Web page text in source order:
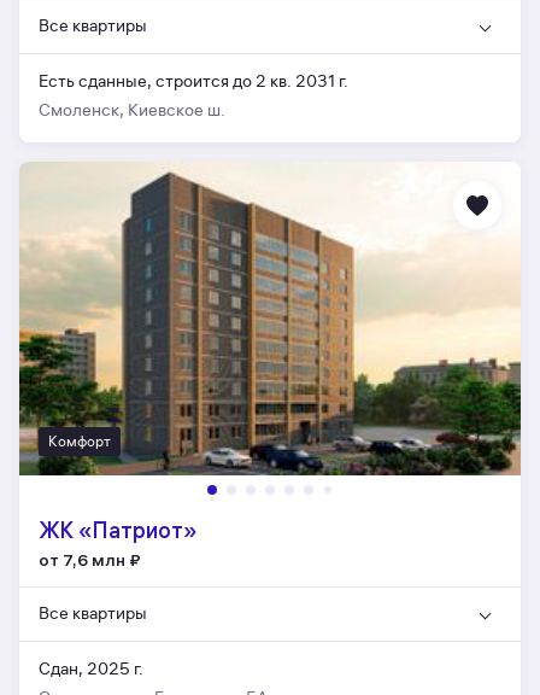
Все квартиры
Есть сданные, строится до 2 кв. 2031 г.
Смоленск, Киевское ш.
Комфорт
ЖК «Патриот»
от 7,6 млн ₽
Все квартиры
Сдан, 2025 г.